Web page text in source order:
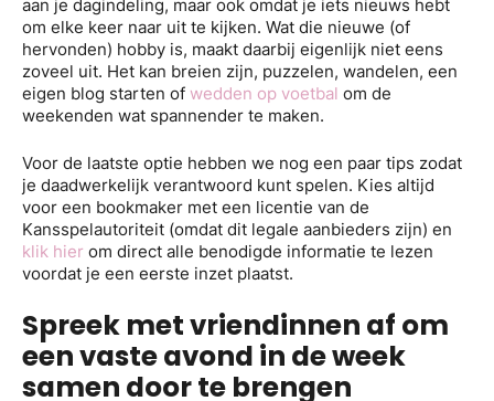
aan je dagindeling, maar ook omdat je iets nieuws hebt
om elke keer naar uit te kijken. Wat die nieuwe (of
hervonden) hobby is, maakt daarbij eigenlijk niet eens
zoveel uit. Het kan breien zijn, puzzelen, wandelen, een
eigen blog starten of wedden op voetbal om de
weekenden wat spannender te maken.
Voor de laatste optie hebben we nog een paar tips zodat
je daadwerkelijk verantwoord kunt spelen. Kies altijd
voor een bookmaker met een licentie van de
Kansspelautoriteit (omdat dit legale aanbieders zijn) en
klik hier om direct alle benodigde informatie te lezen
voordat je een eerste inzet plaatst.
Spreek met vriendinnen af om
een vaste avond in de week
samen door te brengen